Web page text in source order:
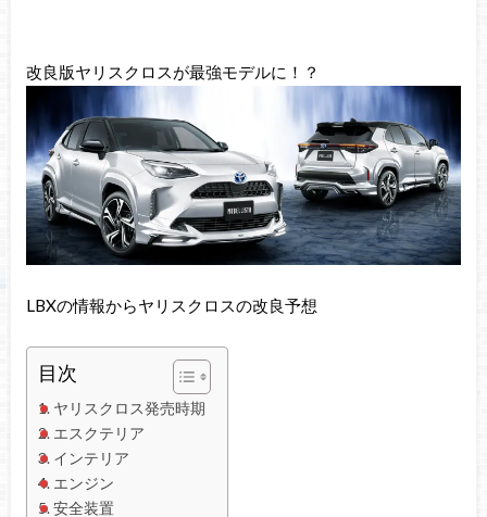
改良版ヤリスクロスが最強モデルに！？
LBXの情報からヤリスクロスの改良予想
目次
ヤリスクロス発売時期
エスクテリア
インテリア
エンジン
安全装置